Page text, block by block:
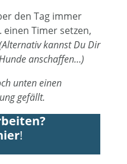
den Tag immer
einen Timer setzen,
kannst Du Dir
anschaffen…)
unten einen
gefällt.
!